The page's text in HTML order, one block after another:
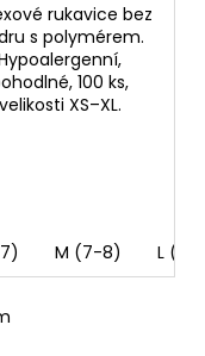
XL (9-10)
rukavice bez
s polymérem.
100 ks,
velikosti XS–XL.
M (7-8) L (8-